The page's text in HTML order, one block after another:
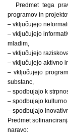
Predmet tega
programov in
– vključujejo
– vključujejo
mladim,
– vključujejo
– vključujejo aktivno
– vključujejo
substanc,
– spodbujajo k
– spodbujajo
– spodbujajo
Predmet
naravo: